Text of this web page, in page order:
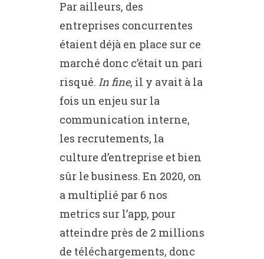
Par ailleurs, des
entreprises concurrentes
étaient déjà en place sur ce
marché donc c’était un pari
risqué. In fine, il y avait à la
fois un enjeu sur la
communication interne,
les recrutements, la
culture d’entreprise et bien
sûr le business. En 2020, on
a multiplié par 6 nos
metrics sur l’app, pour
atteindre près de 2 millions
de téléchargements, donc